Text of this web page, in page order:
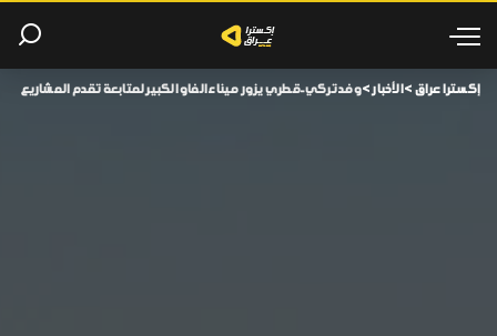
إكسترا عراق >الأخبار>وفد تركي-قطري يزور ميناء الفاو الكبير لمتابعة تقدم المشاريع